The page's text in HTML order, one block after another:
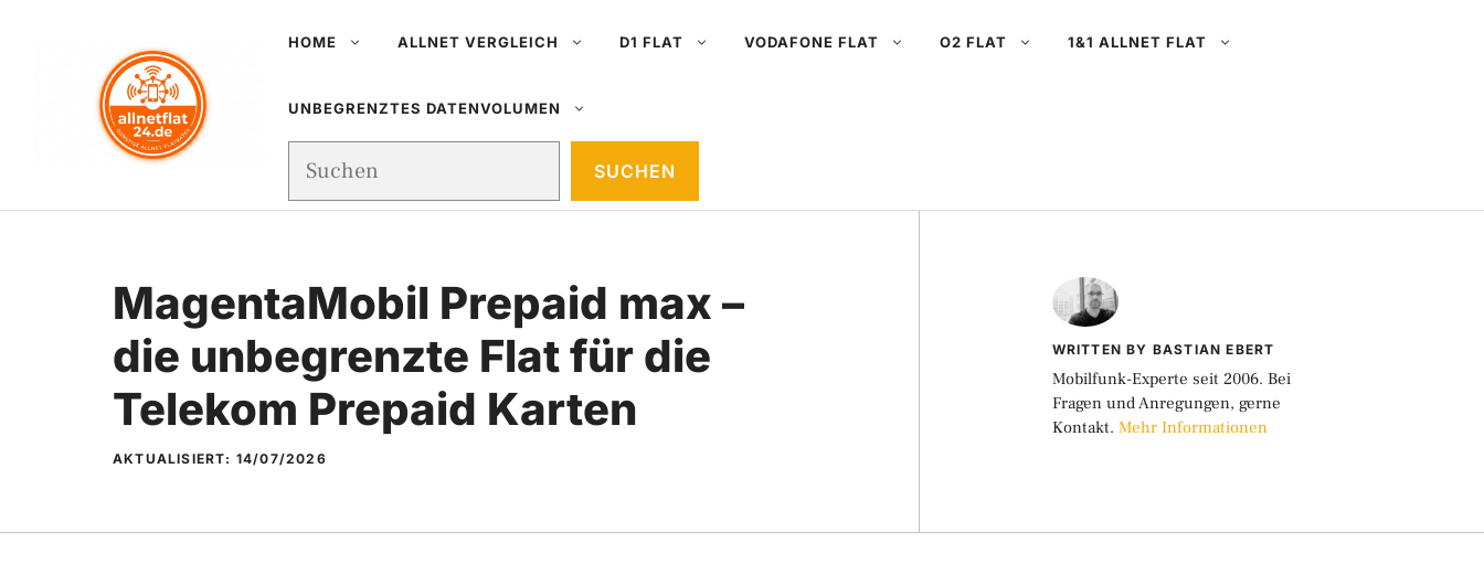
HOME ALLNET VERGLEICH D1 FLAT VODAFONE FLAT O2 FLAT 1&1 ALLNET FLAT
UNBEGRENZTES DATENVOLUMEN
Suchen SUCHEN
MagentaMobil Prepaid max –
die unbegrenzte Flat für die
Telekom Prepaid Karten
AKTUALISIERT: 14/07/2026
WRITTEN BY BASTIAN EBERT
Mobilfunk-Experte seit 2006. Bei
Fragen und Anregungen, gerne
Kontakt. Mehr Informationen